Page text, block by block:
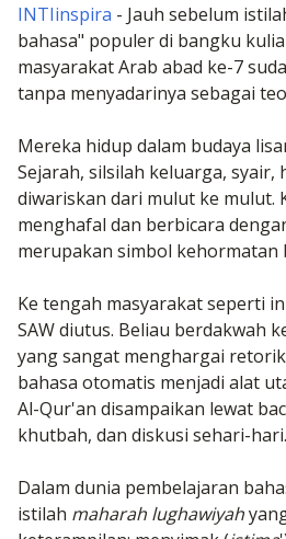
INTIinspira - Jauh sebelum
bahasa" populer di bangku
masyarakat Arab abad ke-7
tanpa menyadarinya sebagai
Mereka hidup dalam budaya
Sejarah, silsilah keluarga, syair,
diwariskan dari mulut ke mulut.
menghafal dan berbicara
merupakan simbol kehormatan
Ke tengah masyarakat seperti
SAW diutus. Beliau berdakwah
yang sangat menghargai
bahasa otomatis menjadi alat
Al-Qur'an disampaikan lewat
khutbah, dan diskusi sehari-hari.
Dalam dunia pembelajaran
istilah maharah lughawiyah